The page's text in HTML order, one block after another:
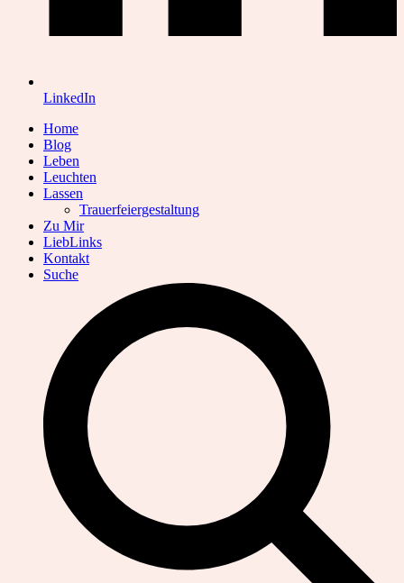
LinkedIn
Home
Blog
Leben
Leuchten
Lassen
Trauerfeiergestaltung
Zu Mir
LiebLinks
Kontakt
Suche